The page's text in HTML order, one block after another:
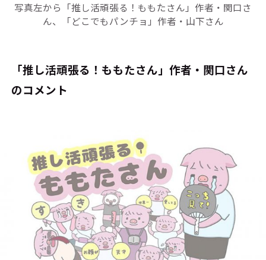
写真左から「推し活頑張る！ももたさん」作者・関口さ
ん、「どこでもパンチョ」作者・山下さん
「推し活頑張る！ももたさん」作者・関口さん
のコメント